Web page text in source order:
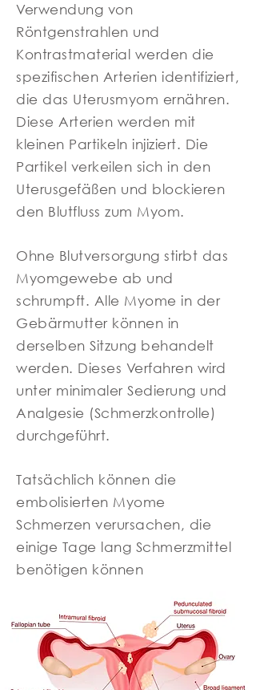
Verwendung von
Röntgenstrahlen und
Kontrastmaterial werden die
spezifischen Arterien identifiziert,
die das Uterusmyom ernähren.
Diese Arterien werden mit
kleinen Partikeln injiziert. Die
Partikel verkeilen sich in den
Uterusgefäßen und blockieren
den Blutfluss zum Myom.
Ohne Blutversorgung stirbt das
Myomgewebe ab und
schrumpft. Alle Myome in der
Gebärmutter können in
derselben Sitzung behandelt
werden. Dieses Verfahren wird
unter minimaler Sedierung und
Analgesie (Schmerzkontrolle)
durchgeführt.
Tatsächlich können die
embolisierten Myome
Schmerzen verursachen, die
einige Tage lang Schmerzmittel
benötigen können